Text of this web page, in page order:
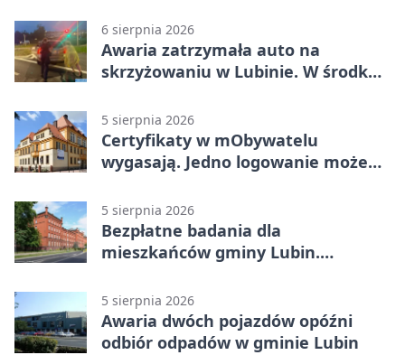
6 sierpnia 2026
Awaria zatrzymała auto na
skrzyżowaniu w Lubinie. W środku
5 sierpnia 2026
Certyfikaty w mObywatelu
wygasają. Jedno logowanie może
5 sierpnia 2026
Bezpłatne badania dla
mieszkańców gminy Lubin.
5 sierpnia 2026
Awaria dwóch pojazdów opóźni
odbiór odpadów w gminie Lubin